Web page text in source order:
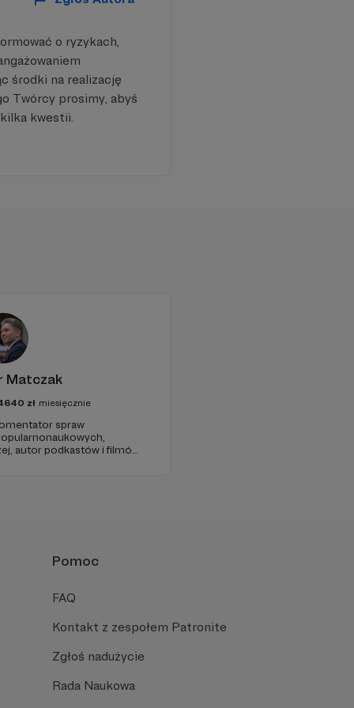
o ryzykach,
środki na realizację
Twórcy prosimy, abyś
kilka kwestii.
Matczak
zł miesięcznie
spraw
autor podkastów i filmów
Pomoc
FAQ
Kontakt z zespołem Patronite
Zgłoś nadużycie
Rada Naukowa